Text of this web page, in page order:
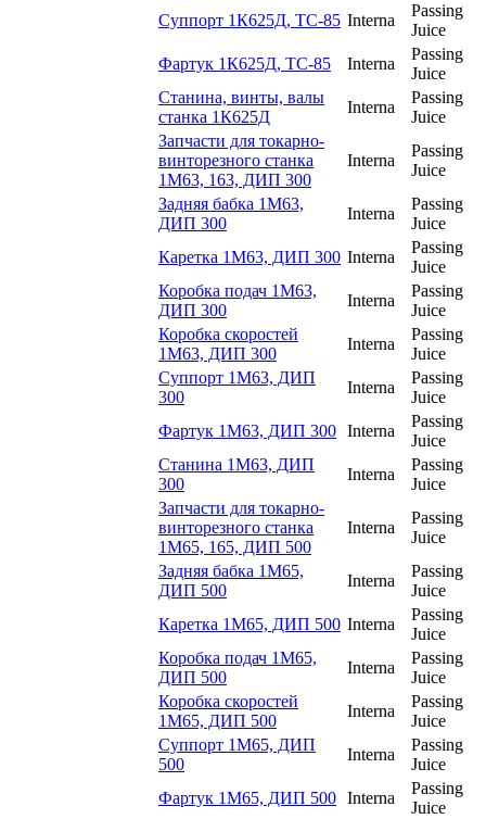
Суппорт 1К625Д, ТС-85 Interna
Passing
Juice
Фартук 1К625Д, ТС-85
Interna
Passing
Juice
Станина, винты, валы
станка 1К625Д
Interna
Passing
Juice
Запчасти для токарно-
винторезного станка
1М63, 163, ДИП 300
Interna
Passing
Juice
Задняя бабка 1М63,
ДИП 300
Interna
Passing
Juice
Каретка 1М63, ДИП 300 Interna
Passing
Juice
Коробка подач 1М63,
ДИП 300
Interna
Passing
Juice
Коробка скоростей
1М63, ДИП 300
Interna
Passing
Juice
Суппорт 1М63, ДИП
300
Interna
Passing
Juice
Фартук 1М63, ДИП 300 Interna
Passing
Juice
Станина 1М63, ДИП
300
Interna
Passing
Juice
Запчасти для токарно-
винторезного станка
1М65, 165, ДИП 500
Interna
Passing
Juice
Задняя бабка 1М65,
ДИП 500
Interna
Passing
Juice
Каретка 1М65, ДИП 500 Interna
Passing
Juice
Коробка подач 1М65,
ДИП 500
Interna
Passing
Juice
Коробка скоростей
1М65, ДИП 500
Interna
Passing
Juice
Суппорт 1М65, ДИП
500
Interna
Passing
Juice
Фартук 1М65, ДИП 500 Interna
Passing
Juice